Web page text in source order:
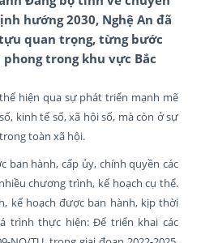
hướng 2030, Nghệ An đã
quan trọng, từng bước
trong khu vực Bắc
hiện qua sự phát triển mạnh mẽ
kinh tế số, xã hội số, mà còn ở sự
toàn xã hội.
ban hành, cấp ủy, chính quyền các
chương trình, kế hoạch cụ thể.
kế hoạch được ban hành, kịp thời
trình thực hiện: Để triển khai các